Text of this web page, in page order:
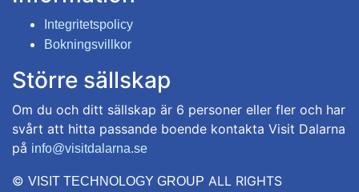
Integritetspolicy
Bokningsvillkor
Större sällskap
Om du och ditt sällskap är 6 personer eller fler och har
svårt att hitta passande boende kontakta Visit Dalarna
på info@visitdalarna.se
© VISIT TECHNOLOGY GROUP ALL RIGHTS